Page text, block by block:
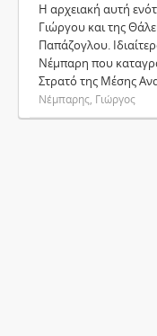
Η αρχειακή αυτή
Γιώργου και της
Παπάζογλου.
Νέμπαρη που
Στρατό της Μέσης
Νέμπαρης, Γιώργος